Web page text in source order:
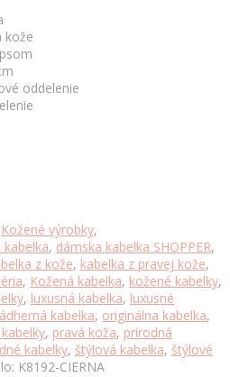
kože
oddelenie
Kožené výrobky,
kabelka, dámska kabelka SHOPPER,
z kože, kabelka z pravej kože,
, Kožená kabelka, kožené kabelky,
, luxusná kabelka, luxusné
kabelka, originálna kabelka,
, pravá koža, prírodná
kabelky, štýlová kabelka, štýlové
K8192-CIERNA